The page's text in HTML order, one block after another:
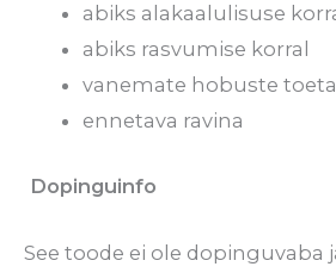
abiks alakaalulisuse
abiks rasvumise korral
vanemate hobuste
ennetava ravina
Dopinguinfo
See toode ei ole dopinguvaba